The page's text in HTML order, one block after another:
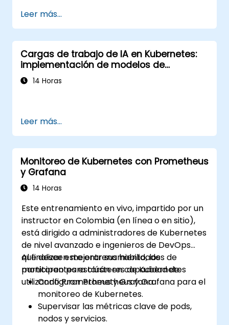
Leer más...
Cargas de trabajo de IA en Kubernetes:
implementación de modelos de
aprendizaje automático a escala
14 Horas
Leer más...
Monitoreo de Kubernetes con Prometheus
y Grafana
14 Horas
Este entrenamiento en vivo, impartido por un
instructor en Colombia (en línea o en sitio),
está dirigido a administradores de Kubernetes
de nivel avanzado e ingenieros de DevOps
que deseen mejorar sus habilidades de
monitoreo para clústeres de Kubernetes
utilizando Prometheus y Grafana.
Al finalizar este entrenamiento, los
participantes estarán en capacidad de:
Configurar Prometheus y Grafana para el
monitoreo de Kubernetes.
Supervisar las métricas clave de pods,
nodos y servicios.